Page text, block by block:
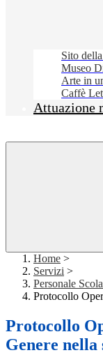
Sito
Museo
Arte in
Caffè
Attuazione
Home >
Servizi >
Personale
Protocollo
Protocollo
Genere nella